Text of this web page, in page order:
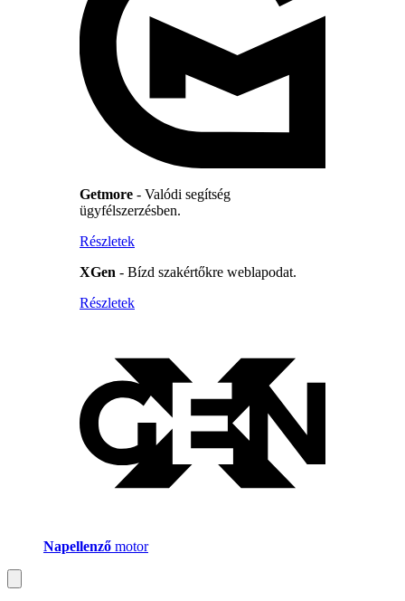
Getmore - Valódi segítség
ügyfélszerzésben.
Részletek
XGen - Bízd szakértőkre weblapodat.
Részletek
Napellenző motor